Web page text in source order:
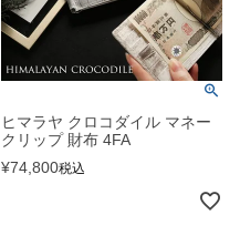
ヒマラヤ クロコダイル マネー
クリップ 財布 4FA
¥74,800税込